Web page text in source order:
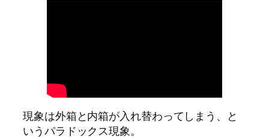
現象は外箱と内箱が入れ替わってしまう、と
いうパラドックス現象。